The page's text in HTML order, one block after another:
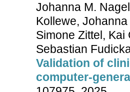
Johanna M.
Kollewe,
Simone Zittel, Kai
Sebastian
Validation of
computer-